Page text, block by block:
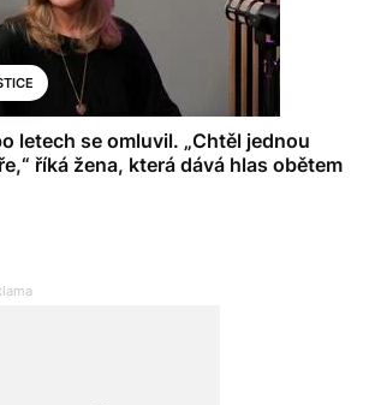
letech se omluvil. „Chtěl jednou
říká žena, která dává hlas obětem